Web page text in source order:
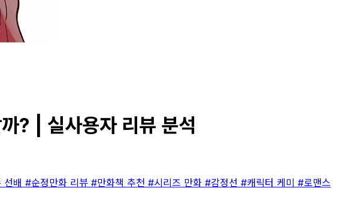
? | 실사용자 리뷰 분석
선배 #순정만화 리뷰 #만화책 추천 #시리즈 만화 #감정선 #캐릭터 케미 #로맨스